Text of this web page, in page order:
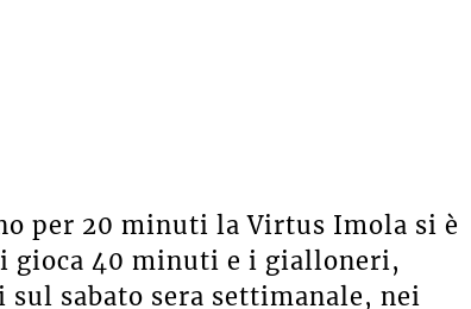
per 20 minuti la Virtus Imola si è
gioca 40 minuti e i gialloneri,
sabato sera settimanale, nei